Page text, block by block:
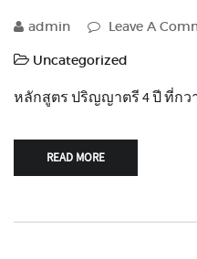
admin Leave A
Uncategorized
หลักสูตร ปริญญาตรี 4 ปี ที่กว
READ MORE